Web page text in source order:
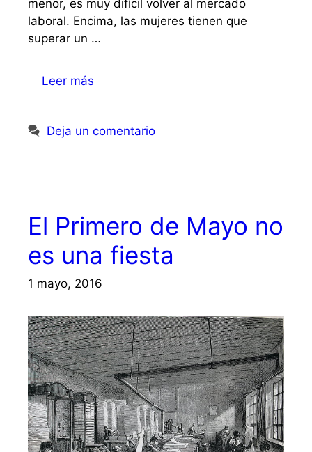
menor, es muy difícil volver al mercado
laboral. Encima, las mujeres tienen que
superar un …
Leer más
Deja un comentario
El Primero de Mayo no
es una fiesta
1 mayo, 2016